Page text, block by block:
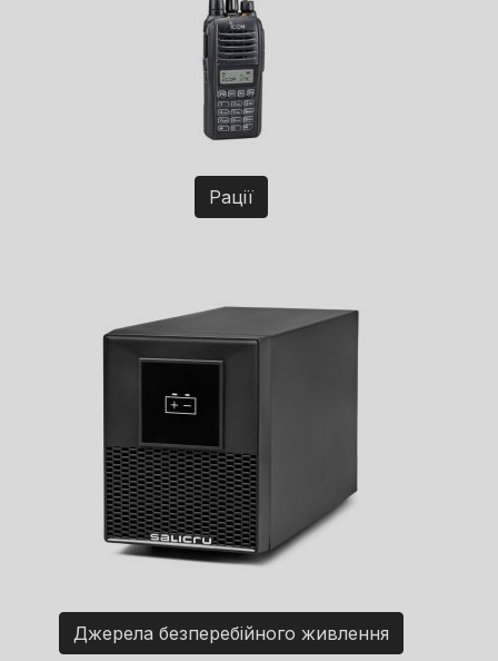
Рації
Джерела безперебійного живлення